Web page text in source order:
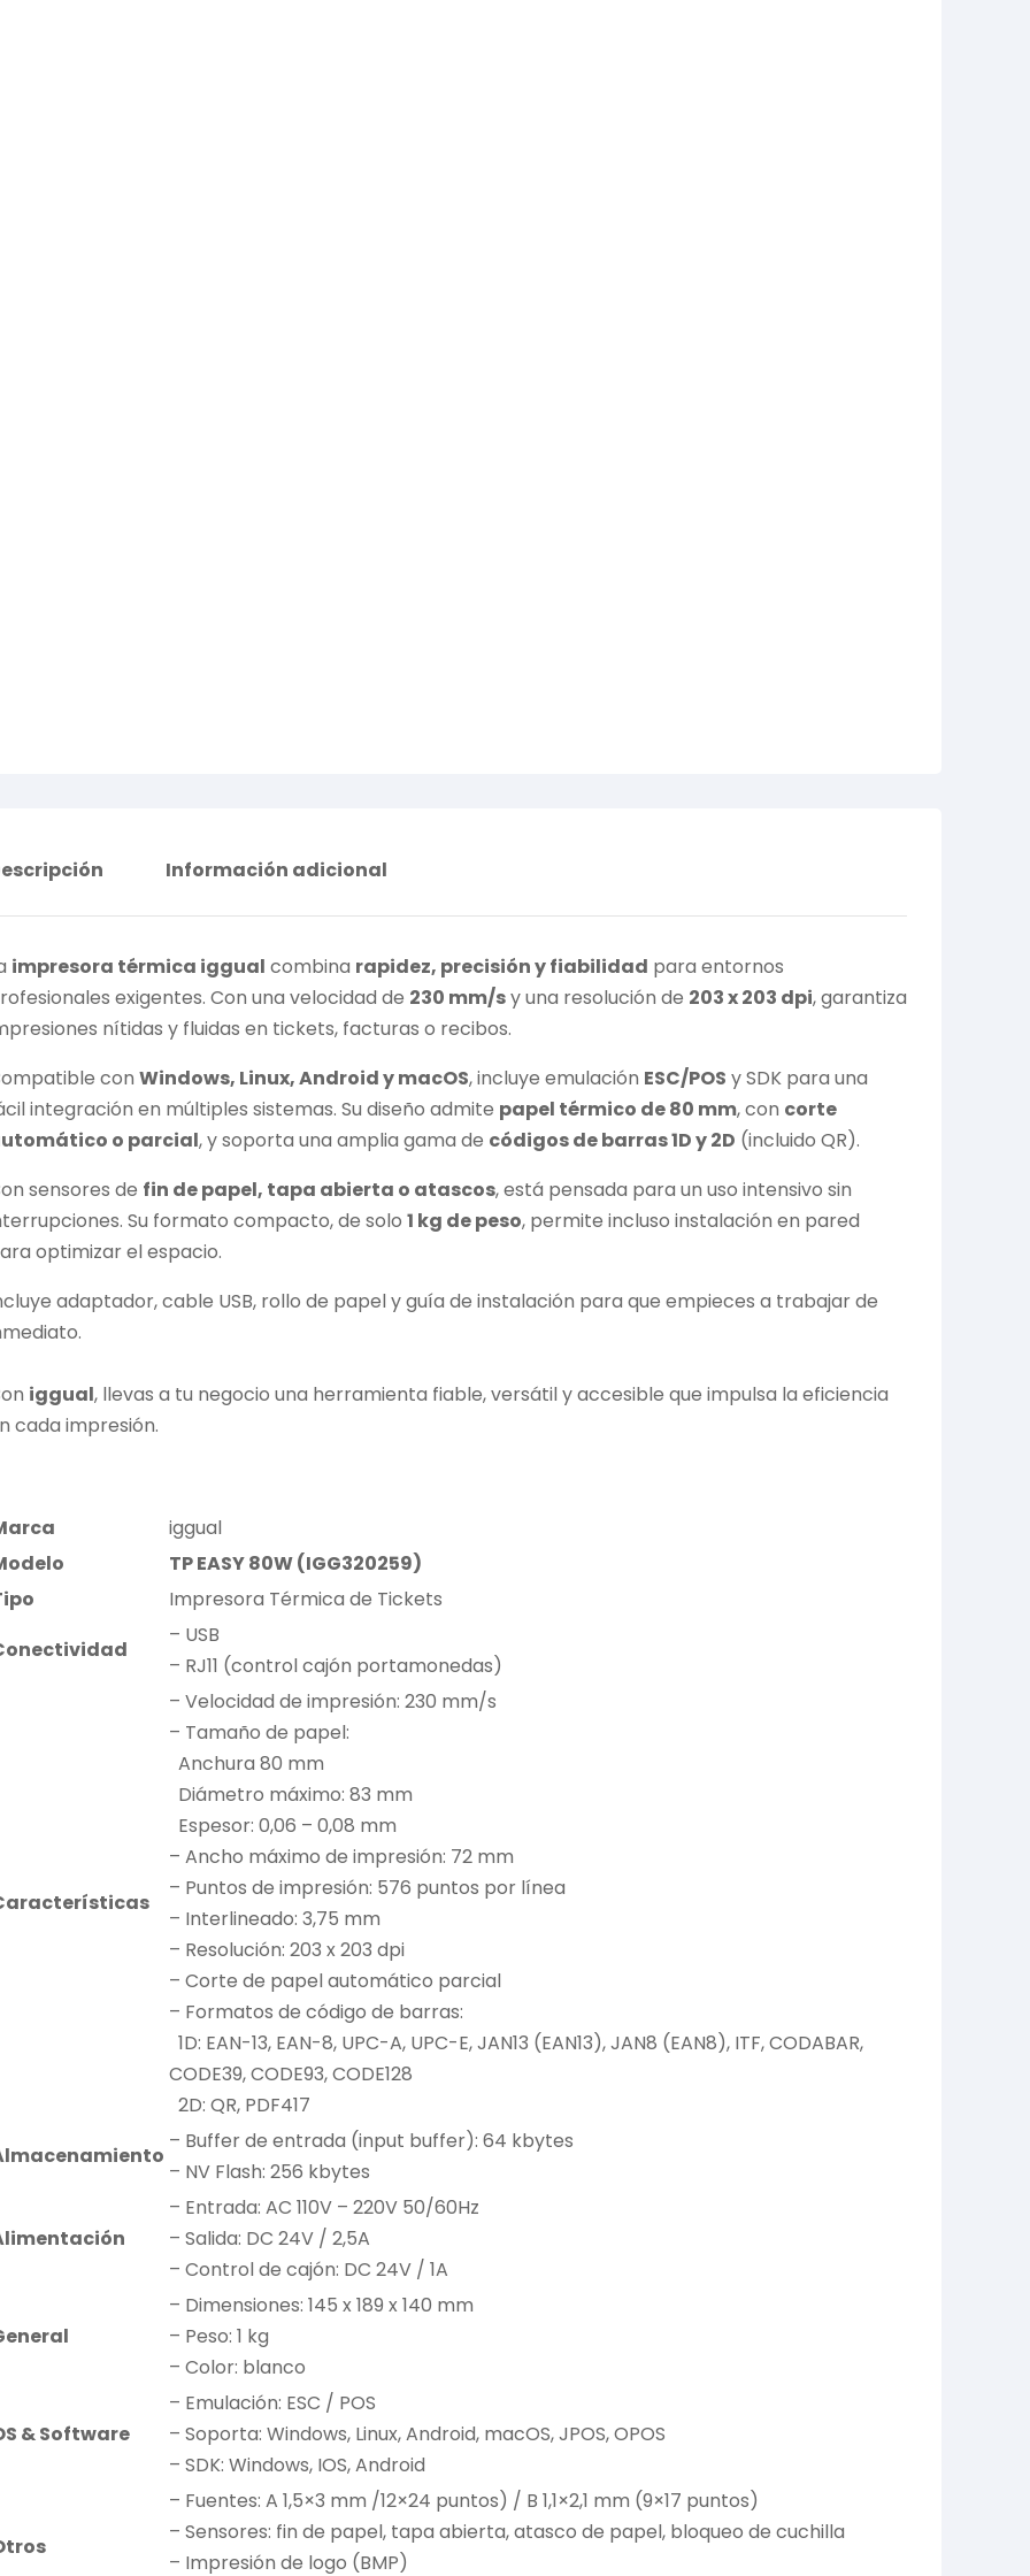
Información adicional
impresora térmica iggual combina rapidez, precisión y fiabilidad para entornos
exigentes. Con una velocidad de 230 mm/sy una resolución de 203 x 203 dpi, garantiza
nítidas y fluidas en tickets, facturas o recibos.
con Windows, Linux, Android y macOS, incluye emulación ESC/POS y SDK para una
integración en múltiples sistemas. Su diseño admite papel térmico de 80 mm, con corte
o parcial, y soporta una amplia gama de códigos de barras 1D y 2D (incluido QR).
sensores de fin de papel, tapa abierta o atascos, está pensada para un uso intensivo sin
Su formato compacto, de solo 1 kg de peso, permite incluso instalación en pared
optimizar el espacio.
adaptador, cable USB, rollo de papel y guía de instalación para que empieces a trabajar de
iggual, llevas a tu negocio una herramienta fiable, versátil y accesible que impulsa la eficiencia
cada impresión.
iggual
TP EASY 80W (IGG320259)
Impresora Térmica de Tickets
– USB
– RJ11 (control cajón portamonedas)
– Velocidad de impresión: 230 mm/s
– Tamaño de papel:
Anchura 80 mm
Diámetro máximo: 83 mm
Espesor: 0,06 – 0,08 mm
– Ancho máximo de impresión: 72 mm
– Puntos de impresión: 576 puntos por línea
– Interlineado: 3,75 mm
– Resolución: 203 x 203 dpi
– Corte de papel automático parcial
– Formatos de código de barras:
1D: EAN-13, EAN-8, UPC-A, UPC-E, JAN13 (EAN13), JAN8 (EAN8), ITF, CODABAR,
CODE39, CODE93, CODE128
2D: QR, PDF417
– Buffer de entrada (input buffer): 64 kbytes
– NV Flash: 256 kbytes
– Entrada: AC 110V – 220V 50/60Hz
– Salida: DC 24V / 2,5A
– Control de cajón: DC 24V / 1A
– Dimensiones: 145 x 189 x 140 mm
– Peso: 1 kg
– Color: blanco
& Software
– Emulación: ESC / POS
– Soporta: Windows, Linux, Android, macOS, JPOS, OPOS
– SDK: Windows, IOS, Android
– Fuentes: A 1,5×3 mm /12×24 puntos) / B 1,1×2,1 mm (9×17 puntos)
– Sensores: fin de papel, tapa abierta, atasco de papel, bloqueo de cuchilla
– Impresión de logo (BMP)